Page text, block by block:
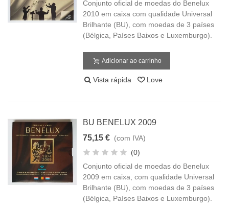
Conjunto oficial de moedas do Benelux
2010 em caixa com qualidade Universal
Brilhante (BU), com moedas de 3 países
(Bélgica, Países Baixos e Luxemburgo).
Adicionar ao carrinho
Vista rápida Love
BU BENELUX 2009
75,15 € (com IVA)
(0)
Conjunto oficial de moedas do Benelux
2009 em caixa, com qualidade Universal
Brilhante (BU), com moedas de 3 países
(Bélgica, Países Baixos e Luxemburgo).